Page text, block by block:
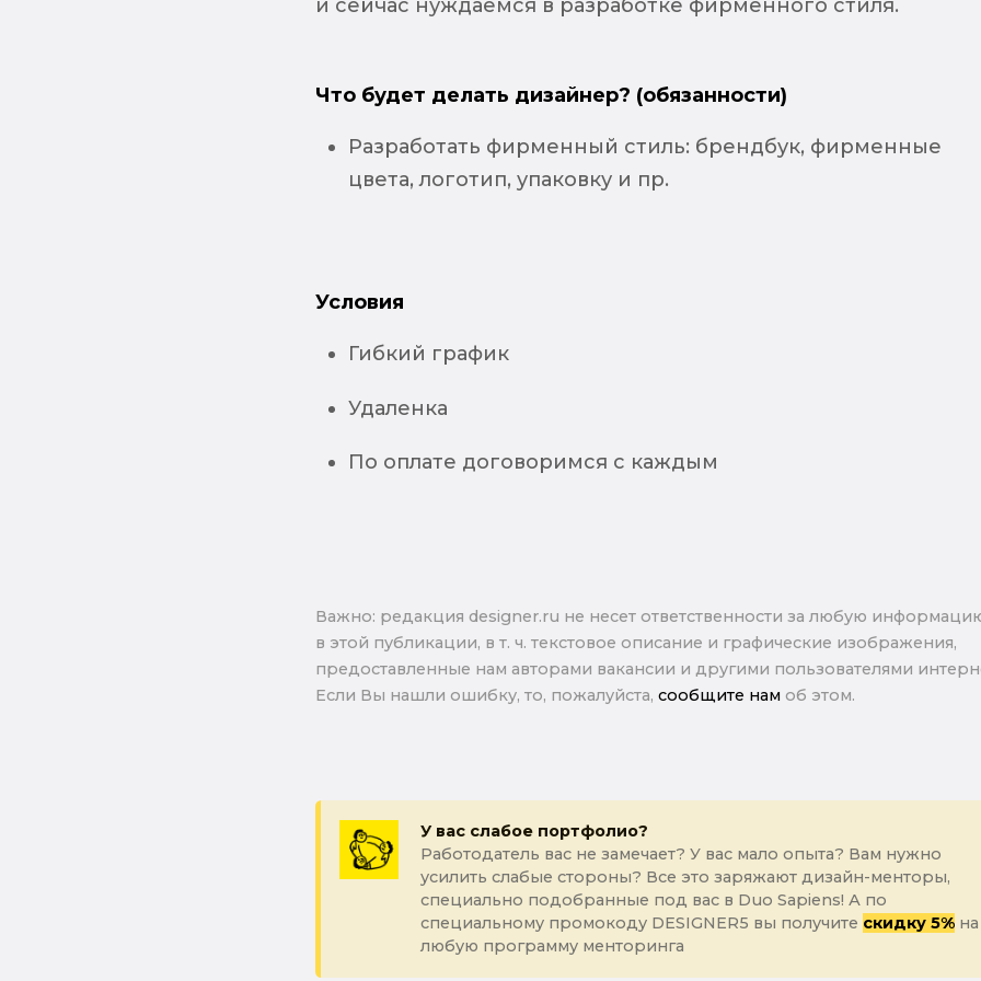
и сейчас нуждаемся в разработке фирменного стиля.
Что будет делать дизайнер? (обязанности)
Разработать фирменный стиль: брендбук, фирменные
цвета, логотип, упаковку и пр.
Условия
Гибкий график
Удаленка
По оплате договоримся с каждым
Важно: pедакция designer.ru не несет ответственности за любую
в этой публикации, в т. ч. текстовое описание и графические изображения,
предоставленные нам авторами вакансии и другими пользователями
Если Вы нашли ошибку, то, пожалуйста, сообщите нам об этом.
У вас слабое портфолио?
Работодатель вас не замечает? У вас мало опыта? Вам нужно
усилить слабые стороны? Все это заряжают дизайн-менторы,
специально подобранные под вас в Duo Sapiens! А по
специальному промокоду DESIGNER5 вы получите скидку 5%на
любую программу менторинга